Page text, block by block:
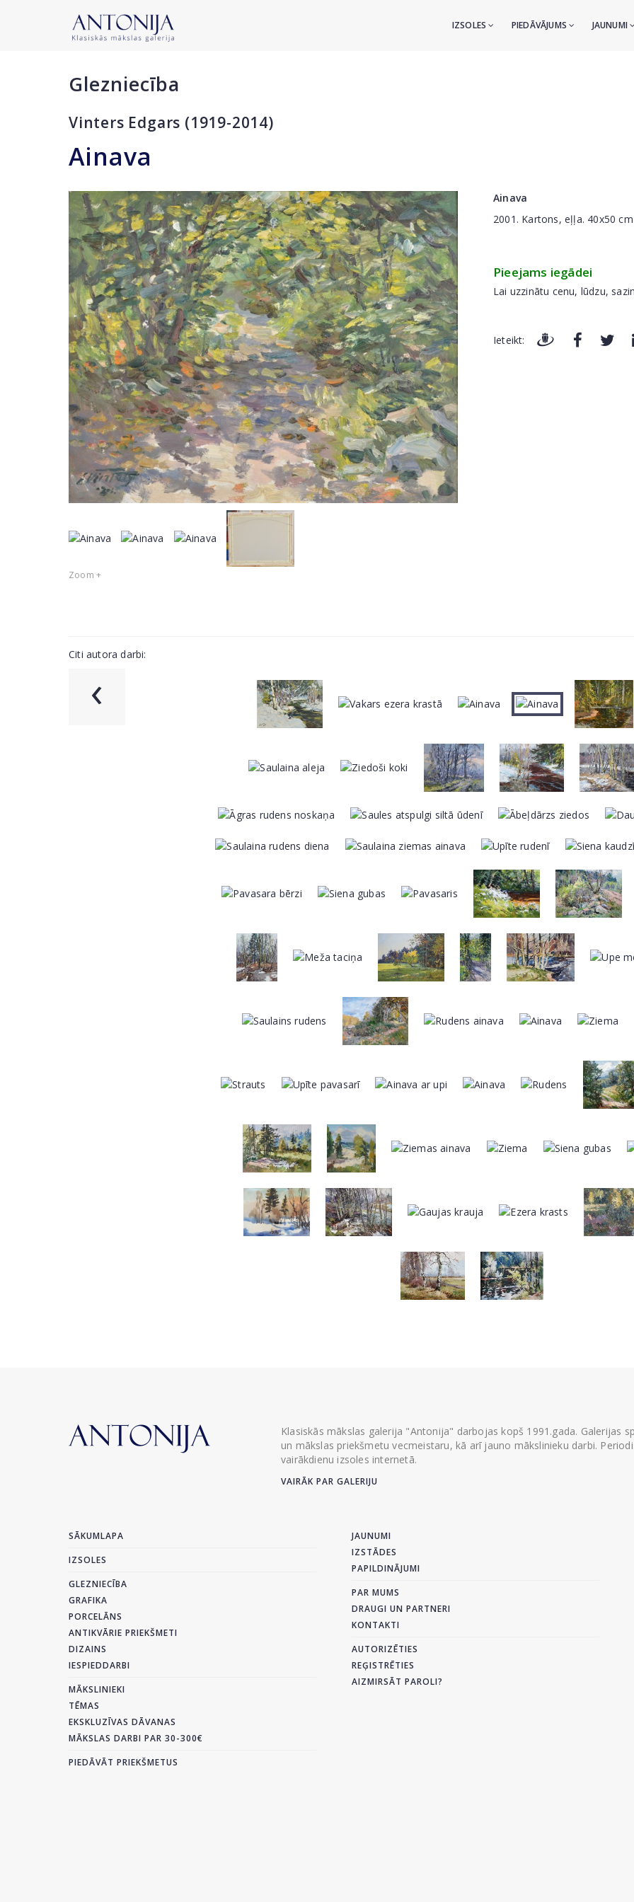
IZSOLES PIEDĀVĀJUMS JAUNUMI
Glezniecība
Vinters Edgars (1919-2014)
Ainava
Zoom +
Ainava
2001. Kartons, eļļa. 40x50
Pieejams iegādei
Lai uzzinātu cenu, lūdzu,
Ieteikt:
Citi autora darbi:
‹
Klasiskās mākslas galerija "Antonija" darbojas kopš 1991.gada. Galerijas
un mākslas priekšmetu vecmeistaru, kā arī jauno mākslinieku darbi.
vairākdienu izsoles internetā.
VAIRĀK PAR GALERIJU
SĀKUMLAPA
IZSOLES
GLEZNIECĪBA
GRAFIKA
PORCELĀNS
ANTIKVĀRIE PRIEKŠMETI
DIZAINS
IESPIEDDARBI
MĀKSLINIEKI
TĒMAS
EKSKLUZĪVAS DĀVANAS
MĀKSLAS DARBI PAR 30-300€
PIEDĀVĀT PRIEKŠMETUS
JAUNUMI
IZSTĀDES
PAPILDINĀJUMI
PAR MUMS
DRAUGI UN PARTNERI
KONTAKTI
AUTORIZĒTIES
REĢISTRĒTIES
AIZMIRSĀT PAROLI?